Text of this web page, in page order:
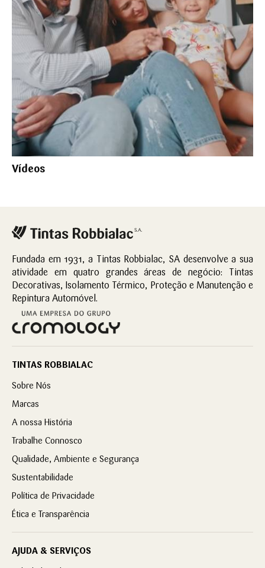
Vídeos
Fundada em 1931, a Tintas Robbialac, SA desenvolve a sua
atividade em quatro grandes áreas de negócio: Tintas
Decorativas, Isolamento Térmico, Proteção e Manutenção e
Repintura Automóvel.
TINTAS ROBBIALAC
Sobre Nós
Marcas
A nossa História
Trabalhe Connosco
Qualidade, Ambiente e Segurança
Sustentabilidade
Política de Privacidade
Ética e Transparência
AJUDA & SERVIÇOS